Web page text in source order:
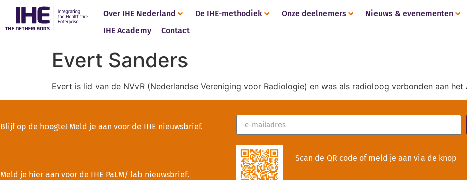
Over IHE Nederland De IHE-methodiek Onze deelnemers Nieuws & evenementen
IHE Academy
Contact
Evert Sanders
Evert is lid van de NVvR (Nederlandse Vereniging voor Radiologie) en was als radioloog verbonden aan het
Blijf op de hoogte! Meld je aan voor de IHE nieuwsbrief.
Meld je hier aan voor de IHE PaLM/ lab nieuwsbrief.
Scan de QR code of meld je aan via de knop